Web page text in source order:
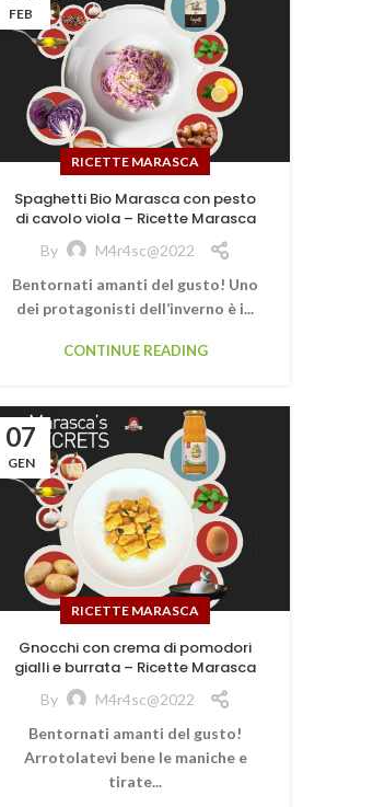
FEB
RICETTE MARASCA
Spaghetti Bio Marasca con pesto
di cavolo viola – Ricette Marasca
By
M4r4sc@2022
Bentornati amanti del gusto! Uno
dei protagonisti dell’inverno è i...
CONTINUE READING
07
GEN
RICETTE MARASCA
Gnocchi con crema di pomodori
gialli e burrata – Ricette Marasca
By
M4r4sc@2022
Bentornati amanti del gusto!
Arrotolatevi bene le maniche e
tirate...